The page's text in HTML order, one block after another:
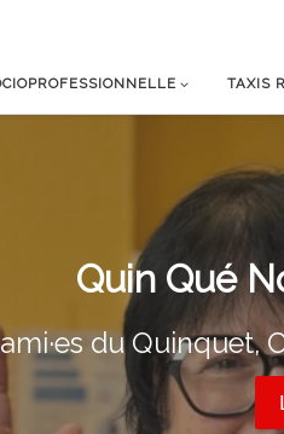
TAXIS
Quin Qué
ami·es du